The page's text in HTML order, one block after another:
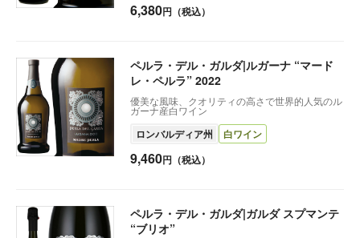
6,380円（税込）
ペルラ・デル・ガルダ|ルガーナ “マード
レ・ペルラ” 2022
優美な風味、クオリティの高さで世界的人気のル
ガーナ産白ワイン
ロンバルディア州 白ワイン
9,460円（税込）
ペルラ・デル・ガルダ|ガルダ スプマンテ
“ブリオ”